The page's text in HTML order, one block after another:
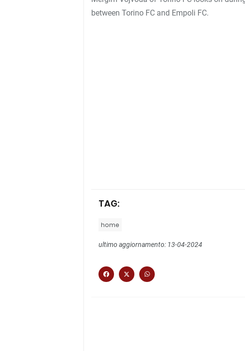
between Torino FC and Empoli FC.
TAG:
home
ultimo aggiornamento: 13-04-2024